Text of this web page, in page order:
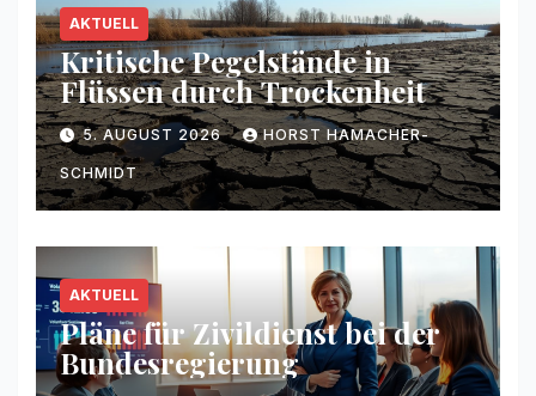
AKTUELL
Kritische Pegelstände in
Flüssen durch Trockenheit
5. AUGUST 2026 HORST HAMACHER-
SCHMIDT
AKTUELL
Pläne für Zivildienst bei der
Bundesregierung